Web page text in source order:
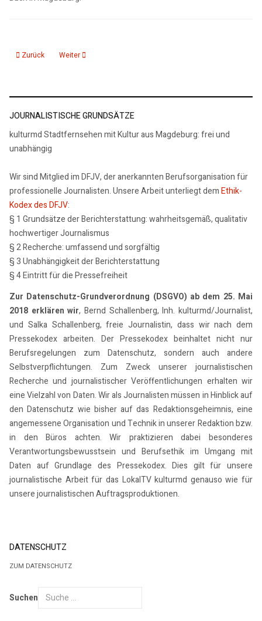
Vorheriger Beitrag: Interview Rüdiger Frank: Unterwegs in Nordkorea
Zurück Nächster Beitrag: Wolfgang Lippert im Gespräch
Weiter
JOURNALISTISCHE GRUNDSÄTZE
kulturmd Stadtfernsehen mit Kultur aus Magdeburg: frei und
unabhängig
Wir sind Mitglied im DFJV, der anerkannten Berufsorganisation für
professionelle Journalisten. Unsere Arbeit unterliegt demEthik-
Kodex des DFJV:
§ 1 Grundsätze der Berichterstattung: wahrheitsgemäß, qualitativ
hochwertiger Journalismus
§ 2 Recherche: umfassend und sorgfältig
§ 3 Unabhängigkeit der Berichterstattung
§ 4 Eintritt für die Pressefreiheit
Zur Datenschutz-Grundverordnung (DSGVO) ab dem 25. Mai
2018 erklären wir, Bernd Schallenberg, Inh. kulturmd/Journalist,
und Salka Schallenberg, freie Journalistin, dass wir nach dem
Pressekodex arbeiten. Der Pressekodex beinhaltet nicht nur
Berufsregelungen zum Datenschutz, sondern auch andere
Selbstverpflichtungen. Zum Zweck unserer journalistischen
Recherche und journalistischer Veröffentlichungen erhalten wir
eine Vielzahl von Daten. Wir als Journalisten müssen in Hinblick auf
den Datenschutz wie bisher auf das Redaktionsgeheimnis, eine
angemessene Organisation und Technik in unserer Redaktion bzw.
in den Büros achten. Wir praktizieren dabei besonderes
Verantwortungsbewusstsein und Berufsethik im Umgang mit
Daten auf Grundlage des Pressekodex. Dies gilt für unsere
journalistische Arbeit für das LokalTV kulturmd genauso wie für
unsere journalistischen Auftragsproduktionen.
DATENSCHUTZ
ZUM DATENSCHUTZ
Suchen